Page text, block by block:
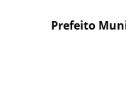
Prefeito